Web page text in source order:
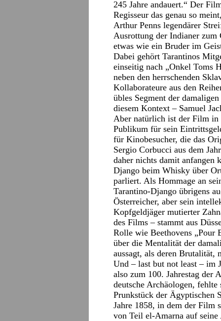
245 Jahre andauert.“ Der
Regisseur das genau so
Arthur Penns legendärer
Ausrottung der Indianer zum
etwas wie ein Bruder im
Dabei gehört Tarantinos
einseitig nach „Onkel Toms
neben den herrschenden
Kollaborateure aus den
übles Segment der
diesem Kontext – Samuel
Aber natürlich ist der Film in
Publikum für sein
für Kinobesucher, die das
Sergio Corbucci aus dem
daher nichts damit anfangen
Django beim Whisky über
parliert. Als Hommage an
Tarantino-Django übrigens
Österreicher, aber sein
Kopfgeldjäger mutierter
des Films – stammt aus
Rolle wie Beethovens „Pour
über die Mentalität der
aussagt, als deren Brutalität,
Und – last but not least – im
also zum 100. Jahrestag der
deutsche Archäologen, fehlte
Prunkstück der Ägyptischen
Jahre 1858, in dem der Film
von Teil el-Amarna auf seine